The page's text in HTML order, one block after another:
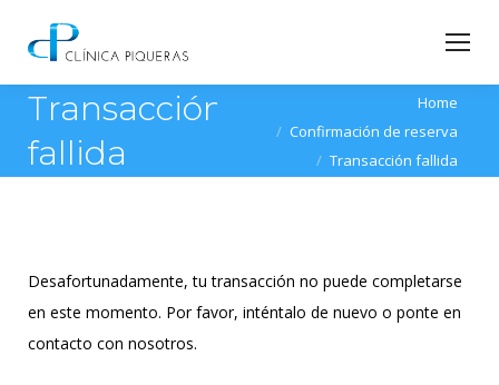
Transacción
fallida
Home
Confirmación de reserva
Transacción fallida
Desafortunadamente, tu transacción no puede completarse
en este momento. Por favor, inténtalo de nuevo o ponte en
contacto con nosotros.